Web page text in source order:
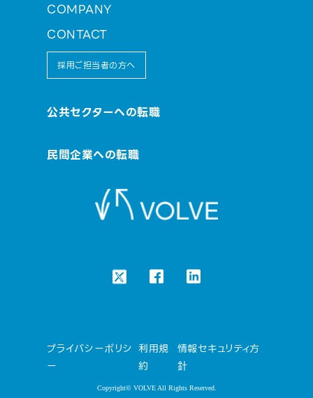
COMPANY
CONTACT
採用ご担当者の方へ
公共セクターへの転職
民間企業への転職
プライバシーポリシ
ー
利用規
約
情報セキュリティ方
針
Copyright© VOLVE All Rights Reserved.